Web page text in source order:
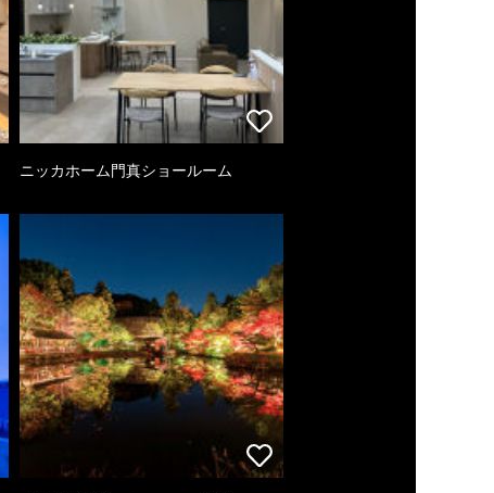
ニッカホーム門真ショールーム